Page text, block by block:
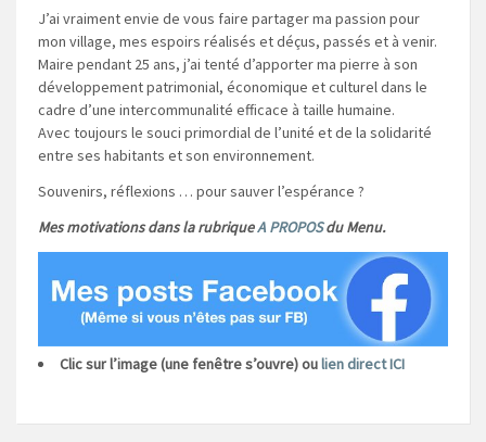
J’ai vraiment envie de vous faire partager ma passion pour
mon village, mes espoirs réalisés et déçus, passés et à venir.
Maire pendant 25 ans, j’ai tenté d’apporter ma pierre à son
développement patrimonial, économique et culturel dans le
cadre d’une intercommunalité efficace à taille humaine.
Avec toujours le souci primordial de l’unité et de la solidarité
entre ses habitants et son environnement.
Souvenirs, réflexions … pour sauver l’espérance ?
Mes motivations dans la rubriqueA PROPOSdu Menu.
Clic sur l’image (une fenêtre s’ouvre) oulien direct ICI